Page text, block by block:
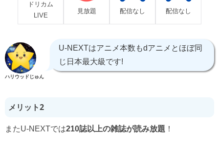
ドリカム
LIVE
見放題 配信なし 配信なし
ハリウッドじゅん
U-NEXTはアニメ本数もdアニメとほぼ同
じ日本最大級です!
メリット2
またU-NEXTでは210誌以上の雑誌が読み放題 ！